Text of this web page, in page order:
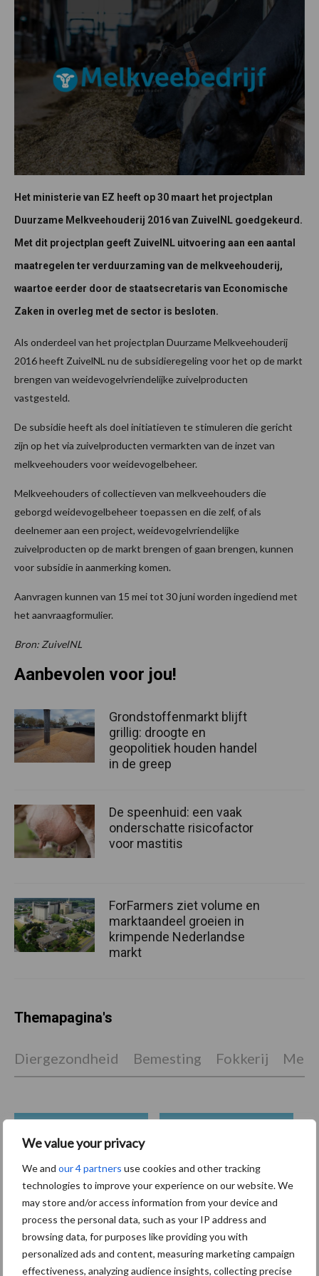
We value your privacy
We and our 4 partners use cookies and other tracking
technologies to improve your experience on our website. We
may store and/or access information from your device and
process the personal data, such as your IP address and
browsing data, for purposes like providing you with
personalized ads and content, measuring marketing campaign
effectiveness, analyzing audience insights, collecting precise
Het ministerie van EZ heeft op 30 maart het projectplan
Duurzame Melkveehouderij 2016 van ZuivelNL goedgekeurd.
Met dit projectplan geeft ZuivelNL uitvoering aan een aantal
maatregelen ter verduurzaming van de melkveehouderij,
waartoe eerder door de staatsecretaris van Economische
Zaken in overleg met de sector is besloten.
Als onderdeel van het projectplan Duurzame Melkveehouderij
2016 heeft ZuivelNL nu de subsidieregeling voor het op de markt
brengen van weidevogelvriendelijke zuivelproducten
vastgesteld.
De subsidie heeft als doel initiatieven te stimuleren die gericht
zijn op het via zuivelproducten vermarkten van de inzet van
melkveehouders voor weidevogelbeheer.
Melkveehouders of collectieven van melkveehouders die
geborgd weidevogelbeheer toepassen en die zelf, of als
deelnemer aan een project, weidevogelvriendelijke
zuivelproducten op de markt brengen of gaan brengen, kunnen
voor subsidie in aanmerking komen.
Aanvragen kunnen van 15 mei tot 30 juni worden ingediend met
het aanvraagformulier.
Bron: ZuivelNL
Aanbevolen voor jou!
Grondstoffenmarkt blijft
grillig: droogte en
geopolitiek houden handel
in de greep
De speenhuid: een vaak
onderschatte risicofactor
voor mastitis
ForFarmers ziet volume en
marktaandeel groeien in
krimpende Nederlandse
markt
Themapagina's
Diergezondheid Bemesting Fokkerij
Beregening
Toon meer